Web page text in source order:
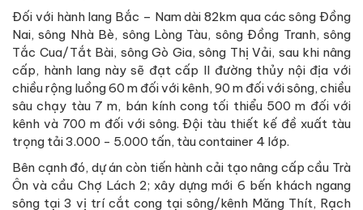
Đối với hành lang Bắc – Nam dài 82km qua các sông Đồng
Nai, sông Nhà Bè, sông Lòng Tàu, sông Đồng Tranh, sông
Tắc Cua/Tắt Bài, sông Gò Gia, sông Thị Vải, sau khi nâng
cấp, hành lang này sẽ đạt cấp II đường thủy nội địa với
chiều rộng luồng 60 m đối với kênh, 90 m đối với sông, chiều
sâu chạy tàu 7 m, bán kính cong tối thiểu 500 m đối với
kênh và 700 m đối với sông. Đội tàu thiết kế đề xuất tàu
trọng tải 3.000 - 5.000 tấn, tàu container 4 lớp.
Bên cạnh đó, dự án còn tiến hành cải tạo nâng cấp cầu Trà
Ôn và cầu Chợ Lách 2; xây dựng mới 6 bến khách ngang
sông tại 3 vị trí cắt cong tại sông/kênh Măng Thít, Rạch